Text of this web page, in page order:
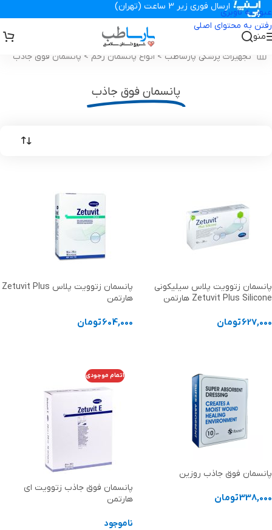
عبور به ناوبری
رفتن به محتوای اصلی
ارسال فوری زیر 3 ساعت (تهران)
منو
تجهیزات پزشکی پارساطب > انواع پانسمان زخم > پانسمان فوق جاذب
پانسمان فوق جاذب
پانسمان زتوویت پلاس سیلیکونی
Zetuvit Plus Silicone هارتمن
627,000تومان
پانسمان زتوویت پلاس Zetuvit Plus
هارتمن
604,000تومان
پانسمان فوق جاذب روزین
338,000تومان
اتمام موجودی
پانسمان فوق جاذب زتوویت ای
هارتمن
ناموجود